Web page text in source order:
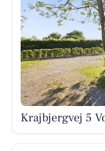
Krajbjergvej 5